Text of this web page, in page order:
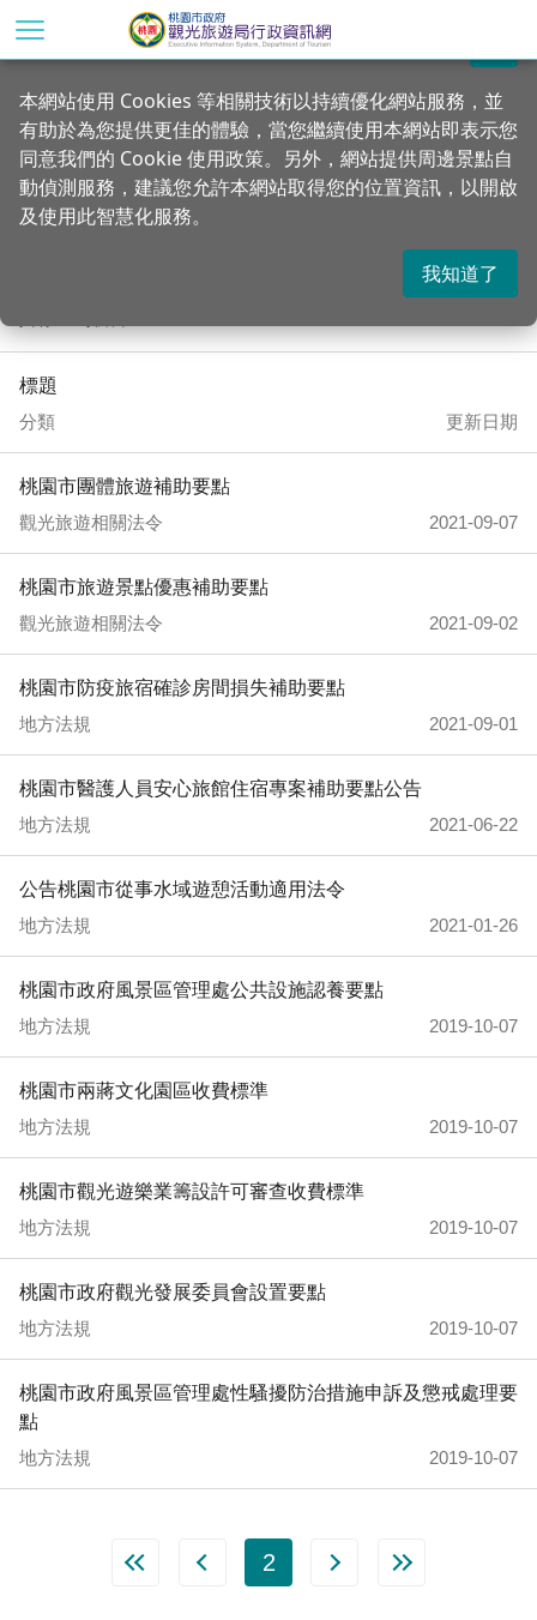
到
首頁 資訊公開
觀光旅遊相關法令
標題
分類
更新日期
桃園市團體旅遊補助要點
觀光旅遊相關法令
2021-09-07
桃園市旅遊景點優惠補助要點
觀光旅遊相關法令
2021-09-02
桃園市防疫旅宿確診房間損失補助要點
地方法規
2021-09-01
桃園市醫護人員安心旅館住宿專案補助要點公告
地方法規
2021-06-22
公告桃園市從事水域遊憩活動適用法令
地方法規
2021-01-26
桃園市政府風景區管理處公共設施認養要點
地方法規
2019-10-07
桃園市兩蔣文化園區收費標準
地方法規
2019-10-07
桃園市觀光遊樂業籌設許可審查收費標準
地方法規
2019-10-07
桃園市政府觀光發展委員會設置要點
地方法規
2019-10-07
桃園市政府風景區管理處性騷擾防治措施申訴及懲戒處理要
點
地方法規
2019-10-07
2
關閉
本網站使用 Cookies 等相關技術以持續優化網站服務，並
有助於為您提供更佳的體驗，當您繼續使用本網站即表示您
同意我們的 Cookie 使用政策。另外，網站提供周邊景點自
動偵測服務，建議您允許本網站取得您的位置資訊，以開啟
及使用此智慧化服務。
我知道了